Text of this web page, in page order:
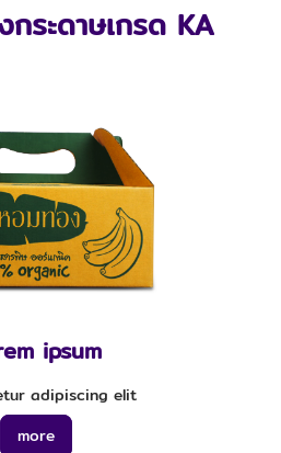
ระดาษเกรด KA
ipsum
adipiscing elit
more